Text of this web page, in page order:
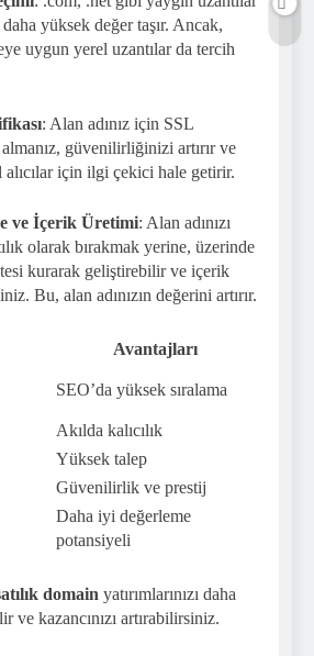
yüksek değer taşır. Ancak,
uygun yerel uzantılar da tercih
: Alan adınız için SSL
güvenilirliğinizi artırır ve
alıcılar için ilgi çekici hale getirir.
ve İçerik Üretimi: Alan adınızı
olarak bırakmak yerine, üzerinde
kurarak geliştirebilir ve içerik
Bu, alan adınızın değerini artırır.
Avantajları
SEO’da yüksek sıralama
Akılda kalıcılık
Yüksek talep
Güvenilirlik ve prestij
Daha iyi değerleme
potansiyeli
domain yatırımlarınızı daha
ve kazancınızı artırabilirsiniz.